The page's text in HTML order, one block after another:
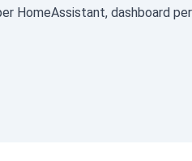
HomeAssistant, dashboard